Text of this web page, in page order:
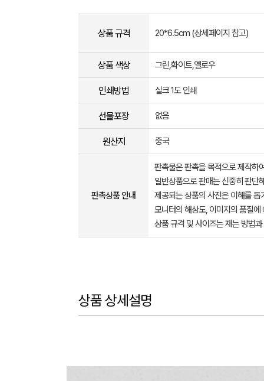
상품 규격 20*6.5cm (상세페이지 참고)
상품 색상 그린,화이트,옐로우
인쇄방법 실크 1도 인쇄
선물포장 없음
원산지 중국
판촉상품 안내
판촉물은 판촉을 목적으로 제작하
일반상품으로 판매는 신중히 판단
제공되는 상품의 사진은 이해를
모니터의 해상도, 이미지의 품질
상품 규격 및 사이즈는 재는 방법
상품 상세설명